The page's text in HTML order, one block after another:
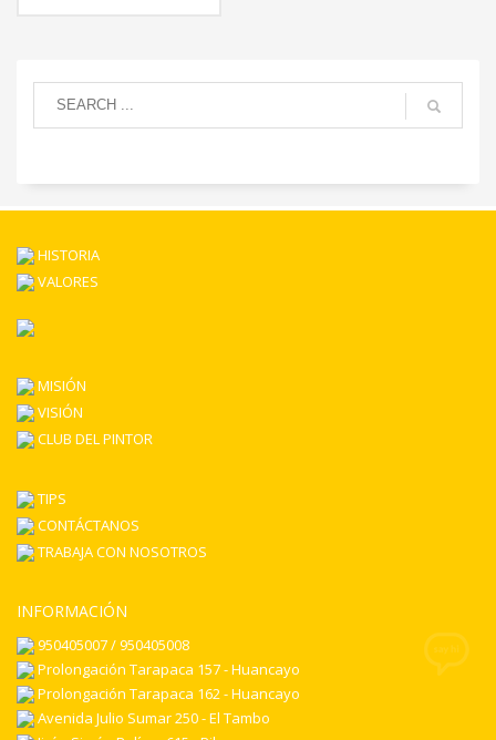
HISTORIA
VALORES
MISIÓN
VISIÓN
CLUB DEL PINTOR
TIPS
CONTÁCTANOS
TRABAJA CON NOSOTROS
INFORMACIÓN
950405007 / 950405008
Prolongación Tarapaca 157 - Huancayo
Prolongación Tarapaca 162 - Huancayo
Avenida Julio Sumar 250 - El Tambo